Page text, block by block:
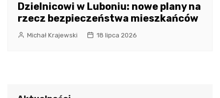
Dzielnicowi w Luboniu: nowe plany na
rzecz bezpieczeństwa mieszkańców
Michał Krajewski 18 lipca 2026